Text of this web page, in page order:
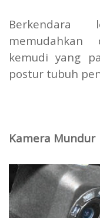
Berkendara
kemudi yang
postur tubuh
Kamera Mundur